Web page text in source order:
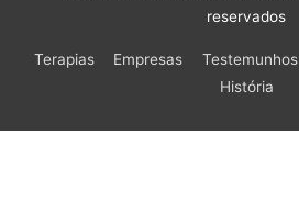
reservados
Terapias Empresas Testemunhos
História